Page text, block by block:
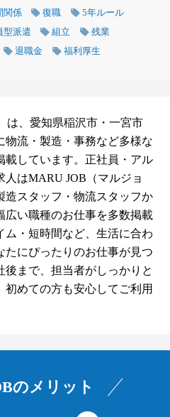
関係 復職
5年ルール
型派遣 組立
残業
退職金
福利厚生
は、愛知県稲沢市・一宮市
物流・製造・事務など多様な
載しています。正社員・アル
はMARU JOB（マルジョ
造スタッフ・物流スタッフか
広い職種のお仕事を多数掲載
ム・短時間など、生活に合わ
たにぴったりのお仕事が見つ
まで、担当者がしっかりと
めての方も安心してご利用
のメリット